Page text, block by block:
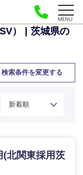
MENU
） | 茨城県の
検索条件を変更する
開発
県
(北関東採用茨